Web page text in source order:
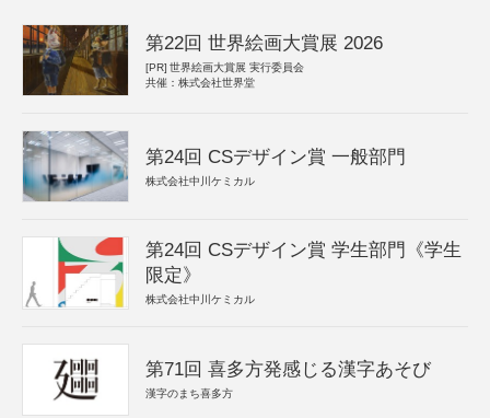
第22回 世界絵画大賞展 2026
[PR] 世界絵画大賞展 実行委員会
共催：株式会社世界堂
第24回 CSデザイン賞 一般部門
株式会社中川ケミカル
第24回 CSデザイン賞 学生部門《学生
限定》
株式会社中川ケミカル
第71回 喜多方発感じる漢字あそび
漢字のまち喜多方